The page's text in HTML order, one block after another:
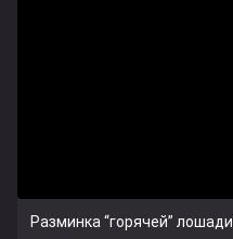
Разминка “горячей” лошади